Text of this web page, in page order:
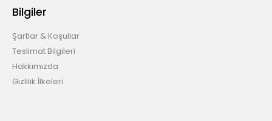
Bilgiler
Şartlar & Koşullar
Teslimat Bilgileri
Hakkımızda
Gizlilik İlkeleri